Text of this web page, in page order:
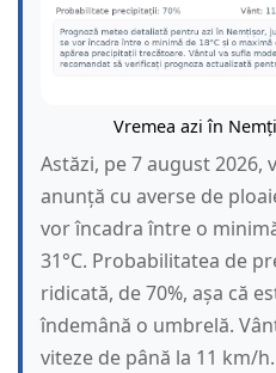
Vremea azi în
Astăzi, pe 7 august 2026,
anunță cu averse de
vor încadra între o
31°C. Probabilitatea de
ridicată, de 70%, așa că
îndemână o umbrelă.
viteze de până la 11 km/